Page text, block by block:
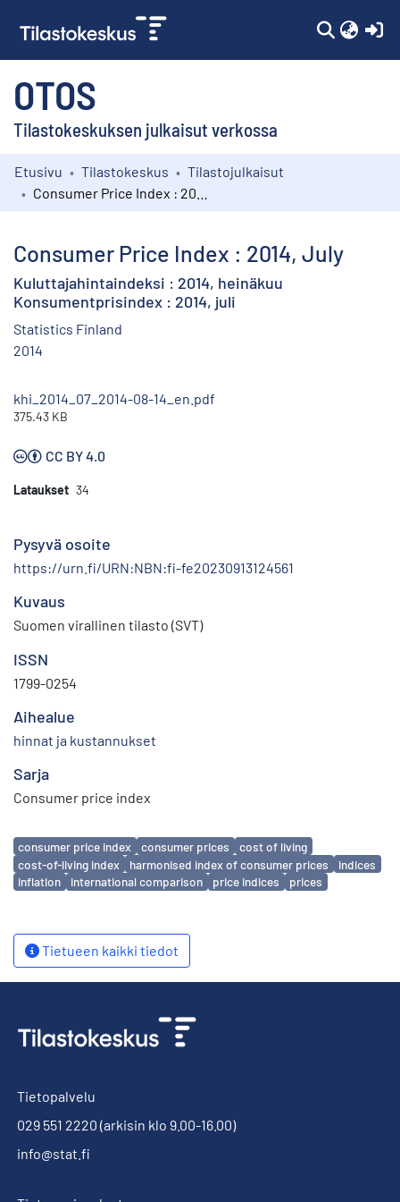
OTOS
Tilastokeskuksen julkaisut verkossa
Kokoelmat
Etusivu Tilastokeskus
Tilastojulkaisut
Consumer Price Index : 2014, July
Kuluttajahintaindeksi : 2014, heinäkuu
Konsumentprisindex : 2014, juli
Statistics Finland
2014
khi_2014_07_2014-08-14_en.pdf
375.43 KB
CC BY 4.0
Lataukset 34
Pysyvä osoite
https://urn.fi/URN:NBN:fi-fe20230913124561
Kuvaus
Suomen virallinen tilasto (SVT)
ISSN
1799-0254
Aihealue
hinnat ja kustannukset
Sarja
Consumer price index
Avainsanat
consumer price index consumer prices
cost of living
cost-of-living index
harmonised index of consumer prices
indices
inflation
international comparison price indices prices
Tietueen kaikki tiedot
Tietopalvelu
029 551 2220 (arkisin klo 9.00-16.00)
info@stat.fi